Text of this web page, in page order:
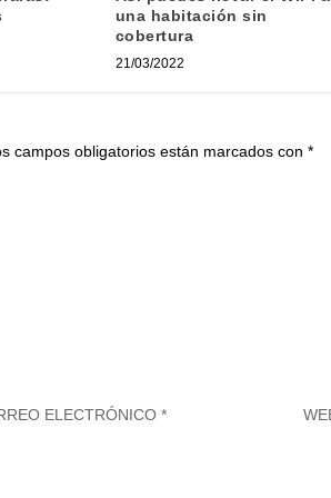
una habitación sin
cobertura
21/03/2022
campos obligatorios están marcados con*